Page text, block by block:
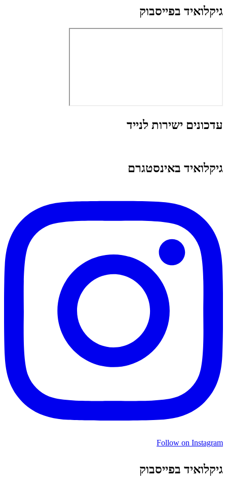
גיקלואיד בפייסבוק
עדכונים ישירות לנייד
גיקלואיד באינסטגרם
Follow on Instagram
גיקלואיד בפייסבוק